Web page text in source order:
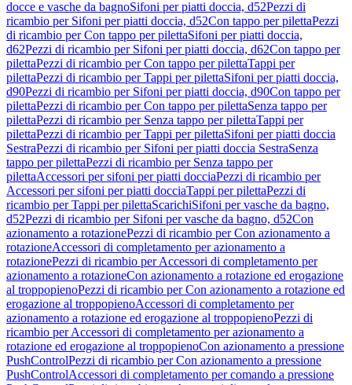
docce e vasche da bagnoSifoni per piatti doccia, d52Pezzi di
ricambio per Sifoni per piatti doccia, d52Con tappo per pilettaPezzi
di ricambio per Con tappo per pilettaSifoni per piatti doccia,
d62Pezzi di ricambio per Sifoni per piatti doccia, d62Con tappo per
pilettaPezzi di ricambio per Con tappo per pilettaTappi per
pilettaPezzi di ricambio per Tappi per pilettaSifoni per piatti doccia,
d90Pezzi di ricambio per Sifoni per piatti doccia, d90Con tappo per
pilettaPezzi di ricambio per Con tappo per pilettaSenza tappo per
pilettaPezzi di ricambio per Senza tappo per pilettaTappi per
pilettaPezzi di ricambio per Tappi per pilettaSifoni per piatti doccia
SestraPezzi di ricambio per Sifoni per piatti doccia SestraSenza
tappo per pilettaPezzi di ricambio per Senza tappo per
pilettaAccessori per sifoni per piatti docciaPezzi di ricambio per
Accessori per sifoni per piatti docciaTappi per pilettaPezzi di
ricambio per Tappi per pilettaScarichiSifoni per vasche da bagno,
d52Pezzi di ricambio per Sifoni per vasche da bagno, d52Con
azionamento a rotazionePezzi di ricambio per Con azionamento a
rotazioneAccessori di completamento per azionamento a
rotazionePezzi di ricambio per Accessori di completamento per
azionamento a rotazioneCon azionamento a rotazione ed erogazione
al troppopienoPezzi di ricambio per Con azionamento a rotazione ed
erogazione al troppopienoAccessori di completamento per
azionamento a rotazione ed erogazione al troppopienoPezzi di
ricambio per Accessori di completamento per azionamento a
rotazione ed erogazione al troppopienoCon azionamento a pressione
PushControlPezzi di ricambio per Con azionamento a pressione
PushControlAccessori di completamento per comando a pressione